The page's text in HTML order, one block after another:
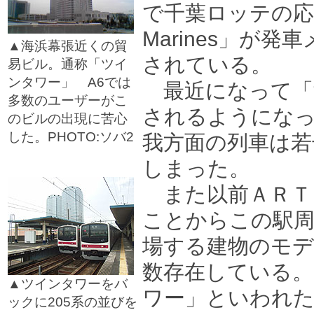
▲海浜幕張近くの貿
易ビル。通称「ツイ
ンタワー」 A6では
多数のユーザーがこ
のビルの出現に苦心
した。PHOTO:ソバ2
▲ツインタワーをバ
ックに205系の並びを
で千葉ロッテの
Marines」が発車
されている。
最近になって
されるようにな
我方面の列車は
しまった。
また以前ＡＲ
ことからこの駅
場する建物のモ
数存在している
ワー」といわれ